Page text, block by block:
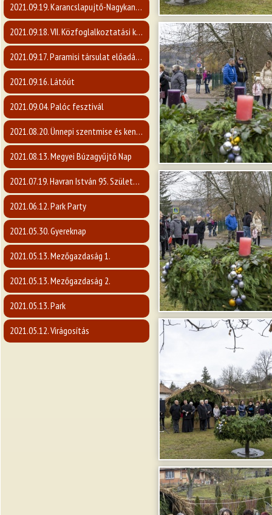
2021.09.19. Karancslapujtő-Nagykanizsa vendéglátás
2021.09.18. VII. Közfoglalkoztatási kiállítás
2021.09.17. Paramisi társulat előadása
2021.09.16. Látóút
2021.09.04. Palóc fesztivál
2021.08.20. Ünnepi szentmise és kenyérszentelés
2021.08.13. Megyei Búzagyűjtő Nap
2021.07.19. Havran István 95. Születésnap
2021.06.12. Park Party
2021.05.30. Gyereknap
2021.05.13. Mezőgazdaság 1.
2021.05.13. Mezőgazdaság 2.
2021.05.13. Park
2021.05.12. Virágosítás